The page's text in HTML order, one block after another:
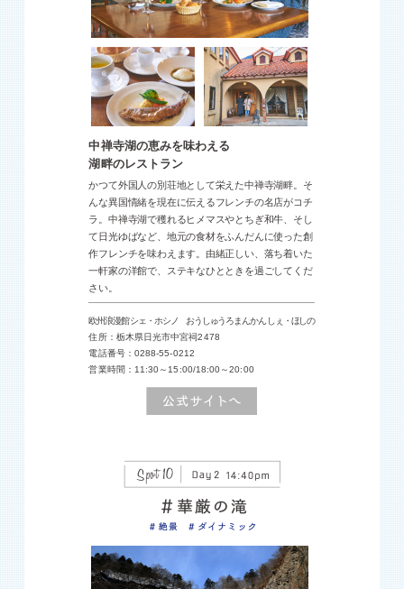
中禅寺湖の恵みを味わえる
湖畔のレストラン
かつて外国人の別荘地として栄えた中禅寺湖畔。そ
んな異国情緒を現在に伝えるフレンチの名店がコチ
ラ。中禅寺湖で穫れるヒメマスやとちぎ和牛、そし
て日光ゆばなど、地元の食材をふんだんに使った創
作フレンチを味わえます。由緒正しい、落ち着いた
一軒家の洋館で、ステキなひとときを過ごしてくだ
さい。
欧州浪漫館 シェ・ホシノ おうしゅうろまんかん しぇ・ほしの
住所：栃木県日光市中宮祠2478
電話番号：0288-55-0212
営業時間：11:30～15:00/18:00～20:00